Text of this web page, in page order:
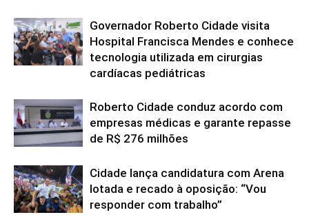
Governador Roberto Cidade visita
Hospital Francisca Mendes e conhece
tecnologia utilizada em cirurgias
cardíacas pediátricas
Roberto Cidade conduz acordo com
empresas médicas e garante repasse
de R$ 276 milhões
Cidade lança candidatura com Arena
lotada e recado à oposição: “Vou
responder com trabalho”